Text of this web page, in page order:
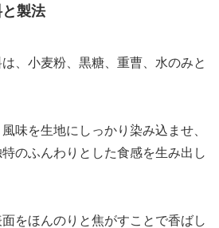
製法
、小麦粉、黒糖、重曹、水のみと
味を生地にしっかり染み込ませ、
のふんわりとした食感を生み出し
をほんのりと焦がすことで香ばし